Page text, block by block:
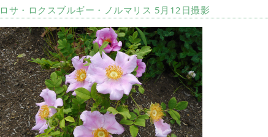
ロサ・ロクスブルギー・ノルマリス 5月12日撮影